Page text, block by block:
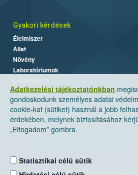
Adatkezelési tájékoztatónkban
gondoskodunk személyes adatai
cookie-kat (sütiket) használ a jobb
érdekében, melynek biztosításához
„Elfogadom” gombra.
Statisztikai célú sütik
Gyakori kérdések
Élelmiszer
Állat
Növény
Laboratóriumok
Nemzeti Élelmiszerlánc-